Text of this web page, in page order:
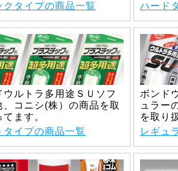
クタイプの商品一覧
ハード
ウルトラ多用途ＳＵソフ
、コニシ(株）の商品を取
てます。
タイプの商品一覧
ボンド
ュラー
を取り
レギュ